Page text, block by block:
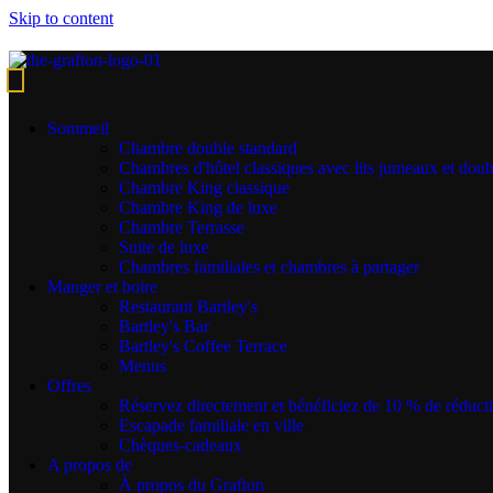
Skip to content
Sommeil
Chambre double standard
Chambres d'hôtel classiques avec lits jumeaux et
Chambre King classique
Chambre King de luxe
Chambre Terrasse
Suite de luxe
Chambres familiales et chambres à partager
Manger et boire
Restaurant Bartley's
Bartley's Bar
Bartley's Coffee Terrace
Menus
Offres
Réservez directement et bénéficiez de 10 % de
Escapade familiale en ville
Chèques-cadeaux
A propos de
À propos du Grafton
EAT & DRINK
Bartley's à l'hôtel Grafton
Manger, boire et jouer
The Graftonoffers the perfect setting for those looking
to enjoy a bite to eat and drink in Grafton Street, the heart of
with an atmospheric and sophisticated setting, that oozes
old-school glamour. Bartley's is the ideal excuse for breakfast, a spot
of lunch, an after-hours aperitif with colleagues, casual cocktails
over a weekend catch-up or maybe a quiet glass of vino to unwind.
Des cocktails soigneusement élaborés, une carte innovante
proposant tout, des bouchées légères aux plats principaux classiques,
le tout agrémenté d'un service attentif et amical. C'est ainsi que nous
éblouissons nos invités !
The ultimate escapist and coolest experience in Dublin with its four
distinct spaces,
Bartley’s Bar, Bartley’s Restaurant,